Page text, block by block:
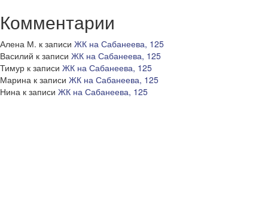
Комментарии
Алена М. к записи ЖК на Сабанеева, 125
Василий к записи ЖК на Сабанеева, 125
Тимур к записи ЖК на Сабанеева, 125
Марина к записи ЖК на Сабанеева, 125
Нина к записи ЖК на Сабанеева, 125